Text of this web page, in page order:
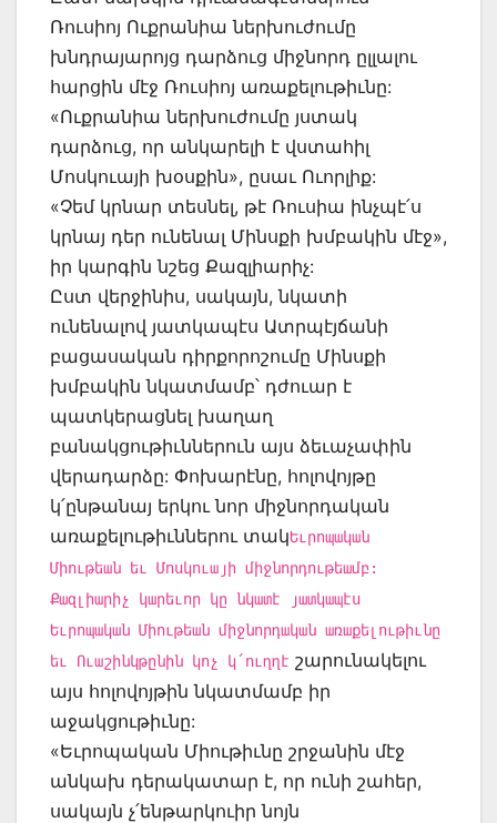
Ռուսիոյ Ուքրանիա ներխուժումը
խնդրայարոյց դարձուց միջնորդ ըլլալու
հարցին մէջ Ռուսիոյ առաքելութիւնը:
«Ուքրանիա ներխուժումը յստակ
դարձուց, որ անկարելի է վստահիլ
Մոսկուայի խօսքին», ըսաւ Ուորլիք:
«Չեմ կրնար տեսնել, թէ Ռուսիա ինչպէ՛ս
կրնայ դեր ունենալ Մինսքի խմբակին մէջ»,
իր կարգին նշեց Քազլիարիչ:
Ըստ վերջինիս, սակայն, նկատի
ունենալով յատկապէս Ատրպէյճանի
բացասական դիրքորոշումը Մինսքի
խմբակին նկատմամբ՝ դժուար է
պատկերացնել խաղաղ
բանակցութիւններուն այս ձեւաչափին
վերադարձը: Փոխարէնը, հոլովոյթը
կ՛ընթանայ երկու նոր միջնորդական
առաքելութիւններու տակԵւրոպական
Միութեան եւ Մոսկուայի միջնորդութեամբ:
Քազլիարիչ կարեւոր կը նկատէ յատկապէս
Եւրոպական Միութեան միջնորդական առաքելութիւնը
եւ Ուաշինկթընին կոչ կ՛ուղղէ շարունակելու
այս հոլովոյթին նկատմամբ իր
աջակցութիւնը:
«Եւրոպական Միութիւնը շրջանին մէջ
անկախ դերակատար է, որ ունի շահեր,
սակայն չ՛ենթարկուիր նոյն